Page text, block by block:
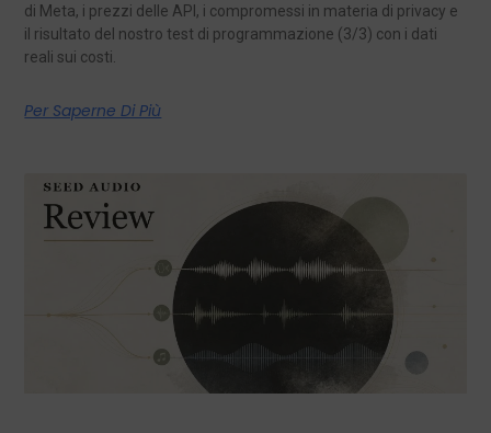
di Meta, i prezzi delle API, i compromessi in materia di privacy e
il risultato del nostro test di programmazione (3/3) con i dati
reali sui costi.
Per Saperne Di Più